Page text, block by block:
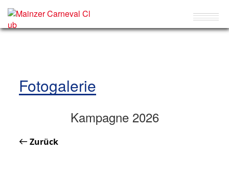
Fotogalerie
Kampagne 2026
Zurück